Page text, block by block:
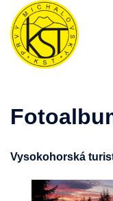
Preskočiť
obsah
Vysokohorská